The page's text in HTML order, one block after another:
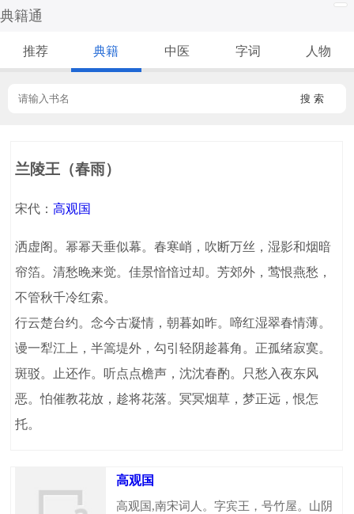
典籍通
推荐 典籍 中医 字词 人物
搜 索
兰陵王（春雨）
宋代：高观国
洒虚阁。幂幂天垂似幕。春寒峭，吹断万丝，湿影和烟暗
帘箔。清愁晚来觉。佳景愔愔过却。芳郊外，莺恨燕愁，
不管秋千冷红索。
行云楚台约。念今古凝情，朝暮如昨。啼红湿翠春情薄。
谩一犁江上，半篙堤外，勾引轻阴趁暮角。正孤绪寂寞。
斑驳。止还作。听点点檐声，沈沈春酌。只愁入夜东风
恶。怕催教花放，趁将花落。冥冥烟草，梦正远，恨怎
托。
高观国
高观国,南宋词人。字宾王，号竹屋。山阴